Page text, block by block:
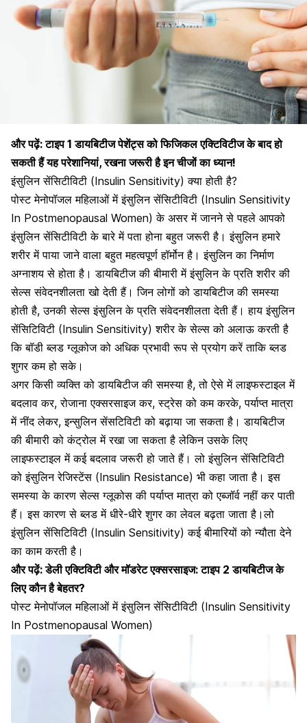
और पढ़ें:टाइप 1 डायबिटीज पेशेंट्स को फिजिकल एक्टिविटीज के बाद हो
सकती हैं यह परेशानियां, रखना जरूरी है इन चीजों का ध्यान!
इंसुलिन सेंसिटीविटी (Insulin Sensitivity) क्या होती है?
पोस्ट मेनोपॉजल महिलाओं में इंसुलिन सेंसिटीविटी (Insulin Sensitivity
In Postmenopausal Women) के असर में जानने से पहले आपको
इंसुलिन सेंसिटीविटी के बारे में पता होना बहुत जरूरी है। इंसुलिन हमारे
शरीर में पाया जाने वाला बहुत महत्वपूर्ण हॉर्मोन है। इंसुलिन का निर्माण
अग्नाशय से होता है। डायबिटीज की बीमारी में इंसुलिन के प्रति शरीर की
सेल्स संवेदनशीलता खो देती हैं। जिन लोगों को डायबिटीज की समस्या
होती है, उनकी सेल्स इंसुलिन के प्रति संवेदनशीलता देती हैं। हाय इंसुलिन
सेंसिटिविटी (Insulin Sensitivity) शरीर के सेल्स को अलाऊ करती है
कि बॉडी ब्लड ग्लूकोज को अधिक प्रभावी रूप से प्रयोग करें ताकि ब्लड
शुगर कम हो सके।
अगर किसी व्यक्ति को डायबिटीज की समस्या है, तो ऐसे में लाइफस्टाइल में
बदलाव कर, रोजाना एक्सरसाइज कर, स्ट्रेस को कम करके, पर्याप्त मात्रा
में नींद लेकर, इन्सुलिन सेंसटिविटी को बढ़ाया जा सकता है। डायबिटीज
की बीमारी को कंट्रोल में रखा जा सकता है लेकिन उसके लिए
लाइफस्टाइल में कई बदलाव जरूरी हो जाते हैं। लो इंसुलिन सेंसिटिविटी
को इंसुलिन रेजिस्टेंस (Insulin Resistance) भी कहा जाता है। इस
समस्या के कारण सेल्स ग्लूकोस की पर्याप्त मात्रा को एब्जॉर्व नहीं कर पाती
हैं। इस कारण से ब्लड में धीरे-धीरे शुगर का लेवल बढ़ता जाता है।लो
इंसुलिन सेंसिटिविटी (Insulin Sensitivity) कई बीमारियों को न्यौता देने
का काम करती है।
और पढ़ें:डेली एक्टिविटी और मॉडरेट एक्सरसाइज: टाइप 2 डायबिटीज के
लिए कौन है बेहतर?
पोस्ट मेनोपॉजल महिलाओं में इंसुलिन सेंसिटीविटी (Insulin Sensitivity
In Postmenopausal Women)